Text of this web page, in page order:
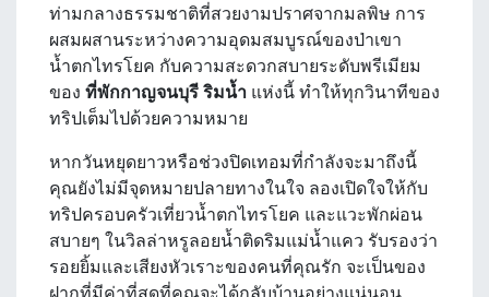
ท่ามกลางธรรมชาติที่สวยงามปราศจากมลพิษ การ
ผสมผสานระหว่างความอุดมสมบูรณ์ของป่าเขา
น้ำตกไทรโยค กับความสะดวกสบายระดับพรีเมียม
ของ ที่พักกาญจนบุรี ริมน้ำ แห่งนี้ ทำให้ทุกวินาทีของ
ทริปเต็มไปด้วยความหมาย
หากวันหยุดยาวหรือช่วงปิดเทอมที่กำลังจะมาถึงนี้
คุณยังไม่มีจุดหมายปลายทางในใจ ลองเปิดใจให้กับ
ทริปครอบครัวเที่ยวน้ำตกไทรโยค และแวะพักผ่อน
สบายๆ ในวิลล่าหรูลอยน้ำติดริมแม่น้ำแคว รับรองว่า
รอยยิ้มและเสียงหัวเราะของคนที่คุณรัก จะเป็นของ
ฝากที่มีค่าที่สุดที่คุณจะได้กลับบ้านอย่างแน่นอน